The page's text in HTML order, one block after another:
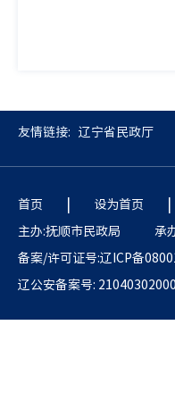
友情链接: 辽宁省民政厅
首页 | 设为首页 |
主办:抚顺市民政局
承
备案/许可证号:辽ICP备
辽公安备案号: